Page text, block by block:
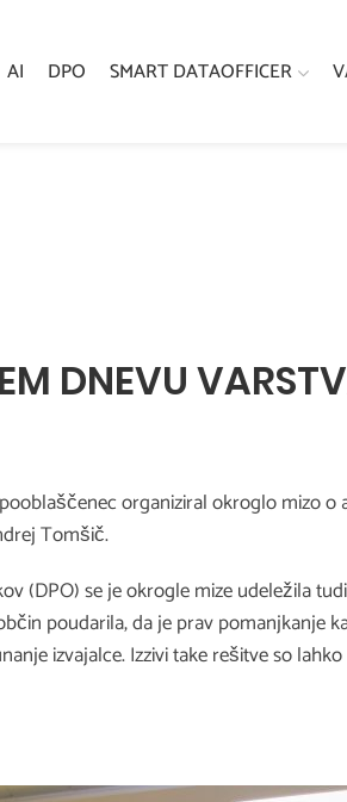
AI DPO SMART DATAOFFICER
DNEVU
organiziral okroglo mizo
Tomšič.
(DPO) se je okrogle mize udeležila tudi
poudarila, da je prav pomanjkanje
izvajalce. Izzivi take rešitve so